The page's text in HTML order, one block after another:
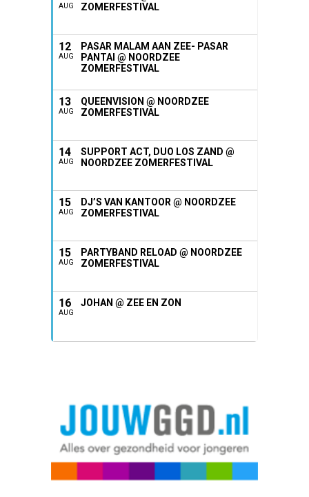
AUG
ZOMERFESTIVAL
12
AUG
PASAR MALAM AAN ZEE- PASAR
PANTAI @ NOORDZEE
ZOMERFESTIVAL
13
AUG
QUEENVISION @ NOORDZEE
ZOMERFESTIVAL
14
AUG
SUPPORT ACT, DUO LOS ZAND @
NOORDZEE ZOMERFESTIVAL
15
AUG
DJ’S VAN KANTOOR @ NOORDZEE
ZOMERFESTIVAL
15
AUG
PARTYBAND RELOAD @ NOORDZEE
ZOMERFESTIVAL
16
AUG
JOHAN @ ZEE EN ZON